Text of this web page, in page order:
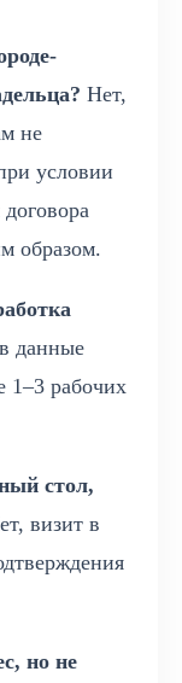
Нет,
не
условии
образом.
данные
1–3 рабочих
стол,
визит в
но не